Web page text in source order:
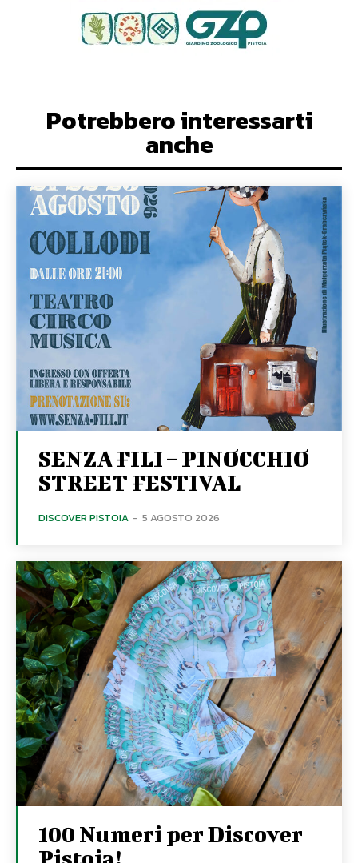
Potrebbero interessarti
anche
SENZA FILI – PINOCCHIO
STREET FESTIVAL
DISCOVER PISTOIA - 5 AGOSTO 2026
100 Numeri per Discover
Pistoia!